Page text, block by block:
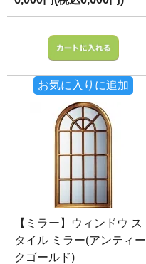
お気に入りに追加
【ミラー】ウィンドウ ス
タイル ミラー(アンティー
クゴールド)